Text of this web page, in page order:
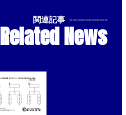
関連記事 --------------
Related News